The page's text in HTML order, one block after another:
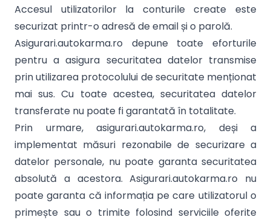
Accesul utilizatorilor la conturile create este
securizat printr-o adresă de email și o parolă.
Asigurari.autokarma.ro depune toate eforturile
pentru a asigura securitatea datelor transmise
prin utilizarea protocolului de securitate menționat
mai sus. Cu toate acestea, securitatea datelor
transferate nu poate fi garantată în totalitate.
Prin urmare, asigurari.autokarma.ro, deși a
implementat măsuri rezonabile de securizare a
datelor personale, nu poate garanta securitatea
absolută a acestora. Asigurari.autokarma.ro nu
poate garanta că informația pe care utilizatorul o
primește sau o trimite folosind serviciile oferite